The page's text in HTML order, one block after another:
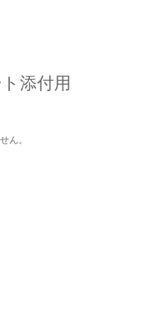
添付用
ん。